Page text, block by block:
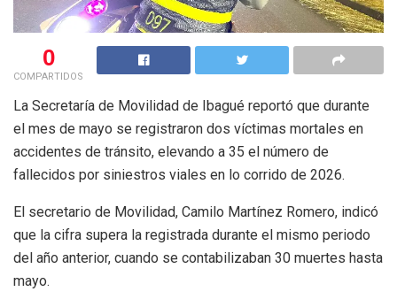
0
COMPARTIDOS
La Secretaría de Movilidad de Ibagué reportó que durante
el mes de mayo se registraron dos víctimas mortales en
accidentes de tránsito, elevando a 35 el número de
fallecidos por siniestros viales en lo corrido de 2026.
El secretario de Movilidad, Camilo Martínez Romero, indicó
que la cifra supera la registrada durante el mismo periodo
del año anterior, cuando se contabilizaban 30 muertes hasta
mayo.